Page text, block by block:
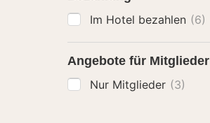
Im Hotel bezahlen (6)
Angebote für Mitglieder
Nur Mitglieder (3)